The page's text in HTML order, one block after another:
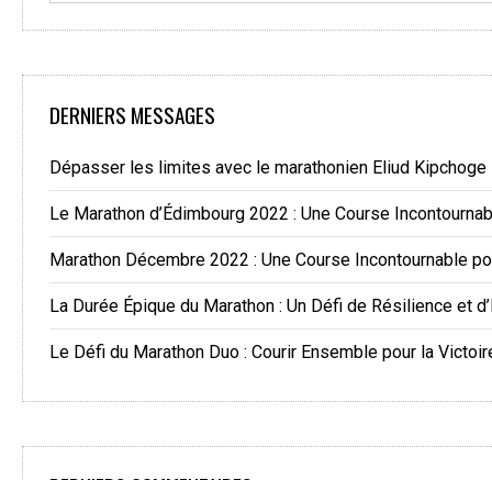
DERNIERS MESSAGES
Dépasser les limites avec le marathonien Eliud Kipchoge
Le Marathon d’Édimbourg 2022 : Une Course
Marathon Décembre 2022 : Une Course Incontournable
La Durée Épique du Marathon : Un Défi de Résilience et
Le Défi du Marathon Duo : Courir Ensemble pour la